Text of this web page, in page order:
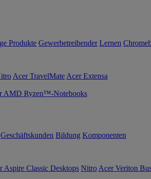
Produkte Gewerbetreibender Lernen
Acer TravelMate Acer Extensa
AMD Ryzen™-Notebooks
Geschäftskunden Bildung Komponenten
Aspire Classic Desktops Nitro Acer Veriton